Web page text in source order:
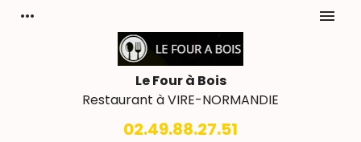
more_horiz menu
Le Four à Bois
Restaurant àVIRE-NORMANDIE
02.49.88.27.51